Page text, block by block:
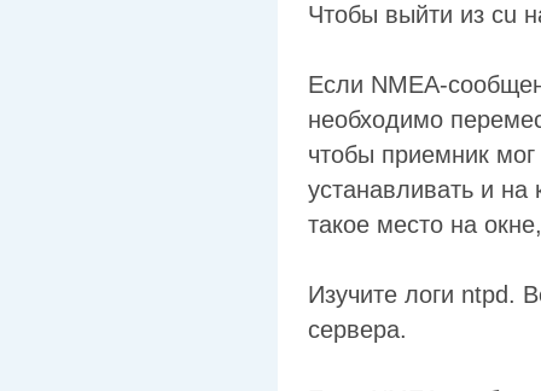
Чтобы выйти из cu
Если NMEA-
необходимо
чтобы приемник
устанавливать и
такое место на
Изучите логи ntpd.
сервера.